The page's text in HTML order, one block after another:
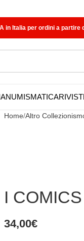
in Italia per ordini a partire
NUMISMATICA
Home Altro
I
34,00€